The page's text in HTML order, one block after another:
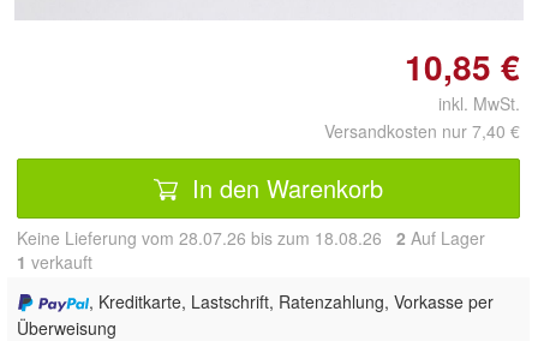
10,85 €
inkl. MwSt.
Versandkosten nur 7,40 €
In den Warenkorb
Keine Lieferung vom 28.07.26 bis zum 18.08.26 2 Auf Lager
1 verkauft
, Kreditkarte, Lastschrift, Ratenzahlung, Vorkasse per
Überweisung